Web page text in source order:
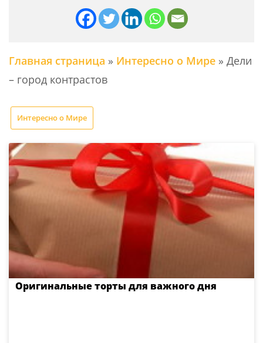
Главная страница » Интересно о Мире » Дели
– город контрастов
Интересно о Мире
Оригинальные торты для важного дня